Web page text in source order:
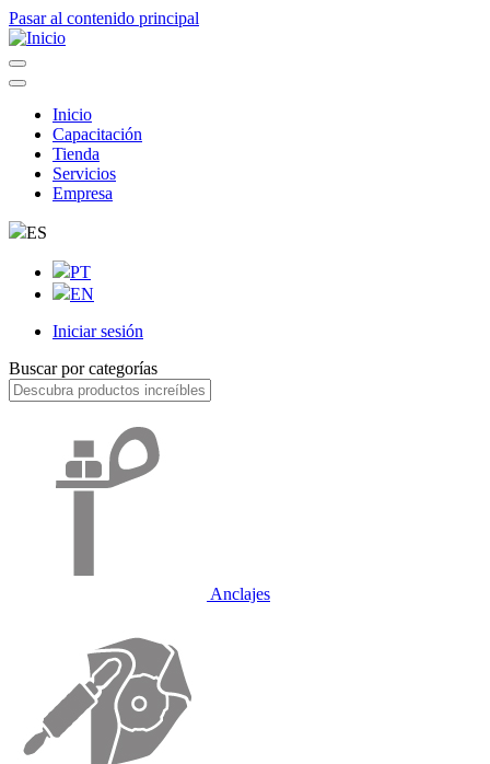
Pasar al contenido principal
Navegação
principal
Inicio
Capacitación
Tienda
Servicios
Empresa
ES
PT
EN
account
menu
Iniciar sesión
Buscar por categorías
Anclajes